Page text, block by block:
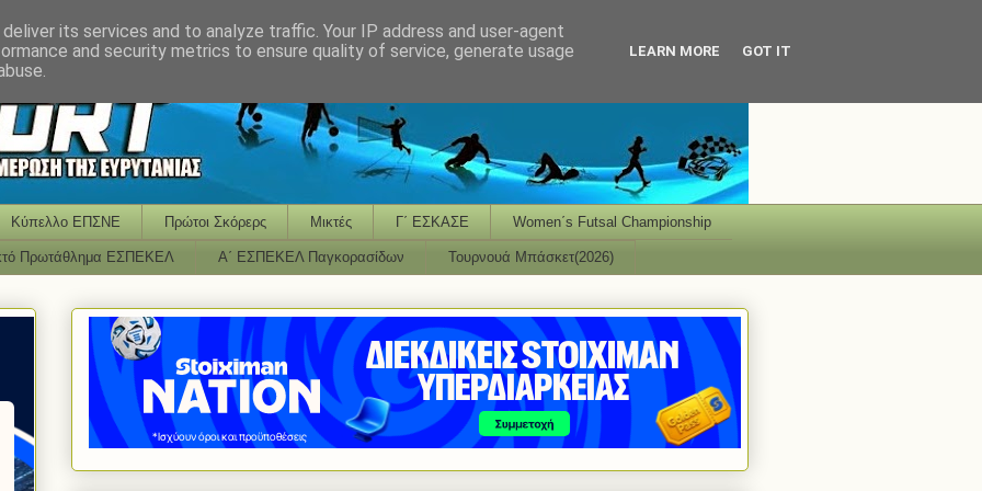
Κύπελλο ΕΠΣΝΕ Πρώτοι Σκόρερς Μικτές Γ΄ ΕΣΚΑΣΕ Women΄s Futsal Championship
Πρωτάθλημα ΕΣΠΕΚΕΛ Α΄ ΕΣΠΕΚΕΛ Παγκορασίδων Τουρνουά Μπάσκετ(2026)
its services and to analyze traffic. Your IP address and user-agent
and security metrics to ensure quality of service, generate usage
LEARN MORE GOT IT